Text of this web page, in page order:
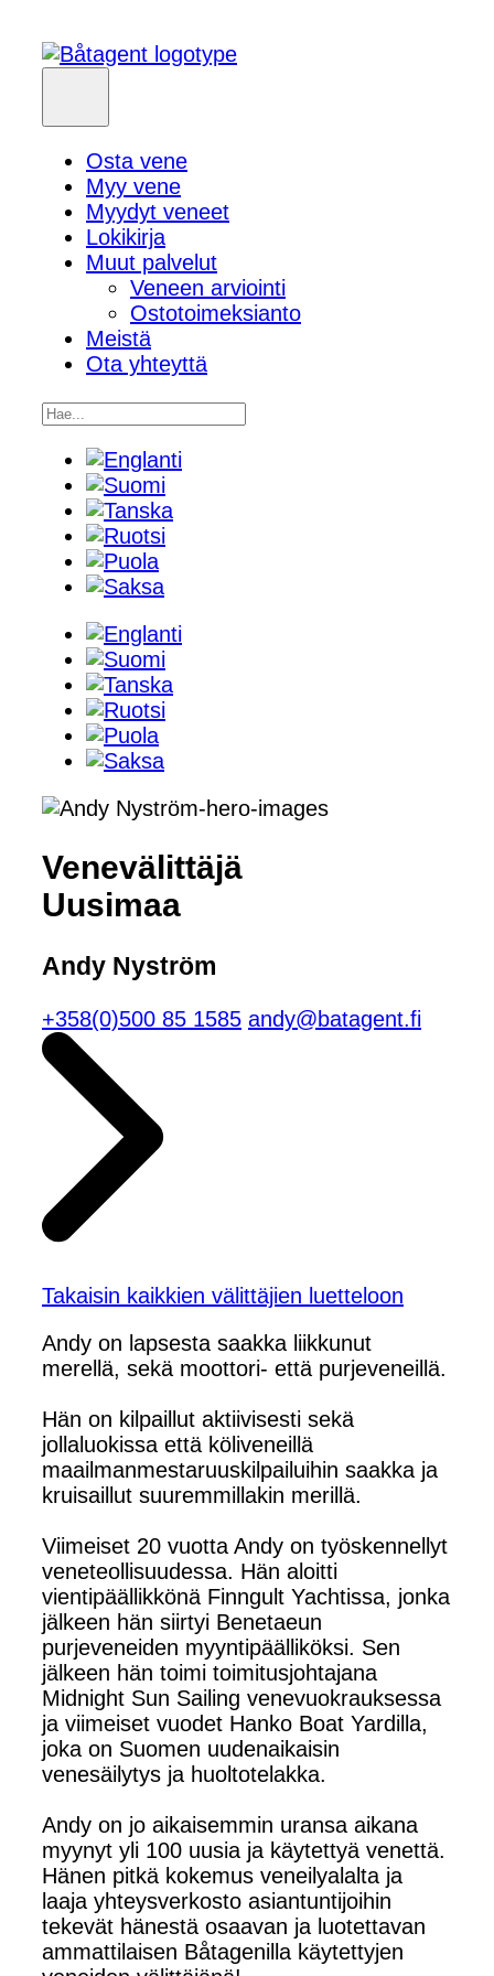
Osta vene
Myy vene
Myydyt veneet
Lokikirja
Muut palvelut
Veneen arviointi
Ostotoimeksianto
Meistä
Ota yhteyttä
Venevälittäjä
Uusimaa
Andy Nyström
+358(0)500 85 1585 andy@batagent.fi
Takaisin kaikkien välittäjien luetteloon
Andy on lapsesta saakka liikkunut
merellä, sekä moottori- että purjeveneillä.
Hän on kilpaillut aktiivisesti sekä
jollaluokissa että köliveneillä
maailmanmestaruuskilpailuihin saakka ja
kruisaillut suuremmillakin merillä.
Viimeiset 20 vuotta Andy on työskennellyt
veneteollisuudessa. Hän aloitti
vientipäällikkönä Finngult Yachtissa, jonka
jälkeen hän siirtyi Benetaeun
purjeveneiden myyntipäälliköksi. Sen
jälkeen hän toimi toimitusjohtajana
Midnight Sun Sailing venevuokrauksessa
ja viimeiset vuodet Hanko Boat Yardilla,
joka on Suomen uudenaikaisin
venesäilytys ja huoltotelakka.
Andy on jo aikaisemmin uransa aikana
myynyt yli 100 uusia ja käytettyä venettä.
Hänen pitkä kokemus veneilyalalta ja
laaja yhteysverkosto asiantuntijoihin
tekevät hänestä osaavan ja luotettavan
ammattilaisen Båtagenilla käytettyjen